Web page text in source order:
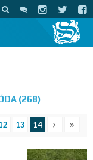
(268)
13 14